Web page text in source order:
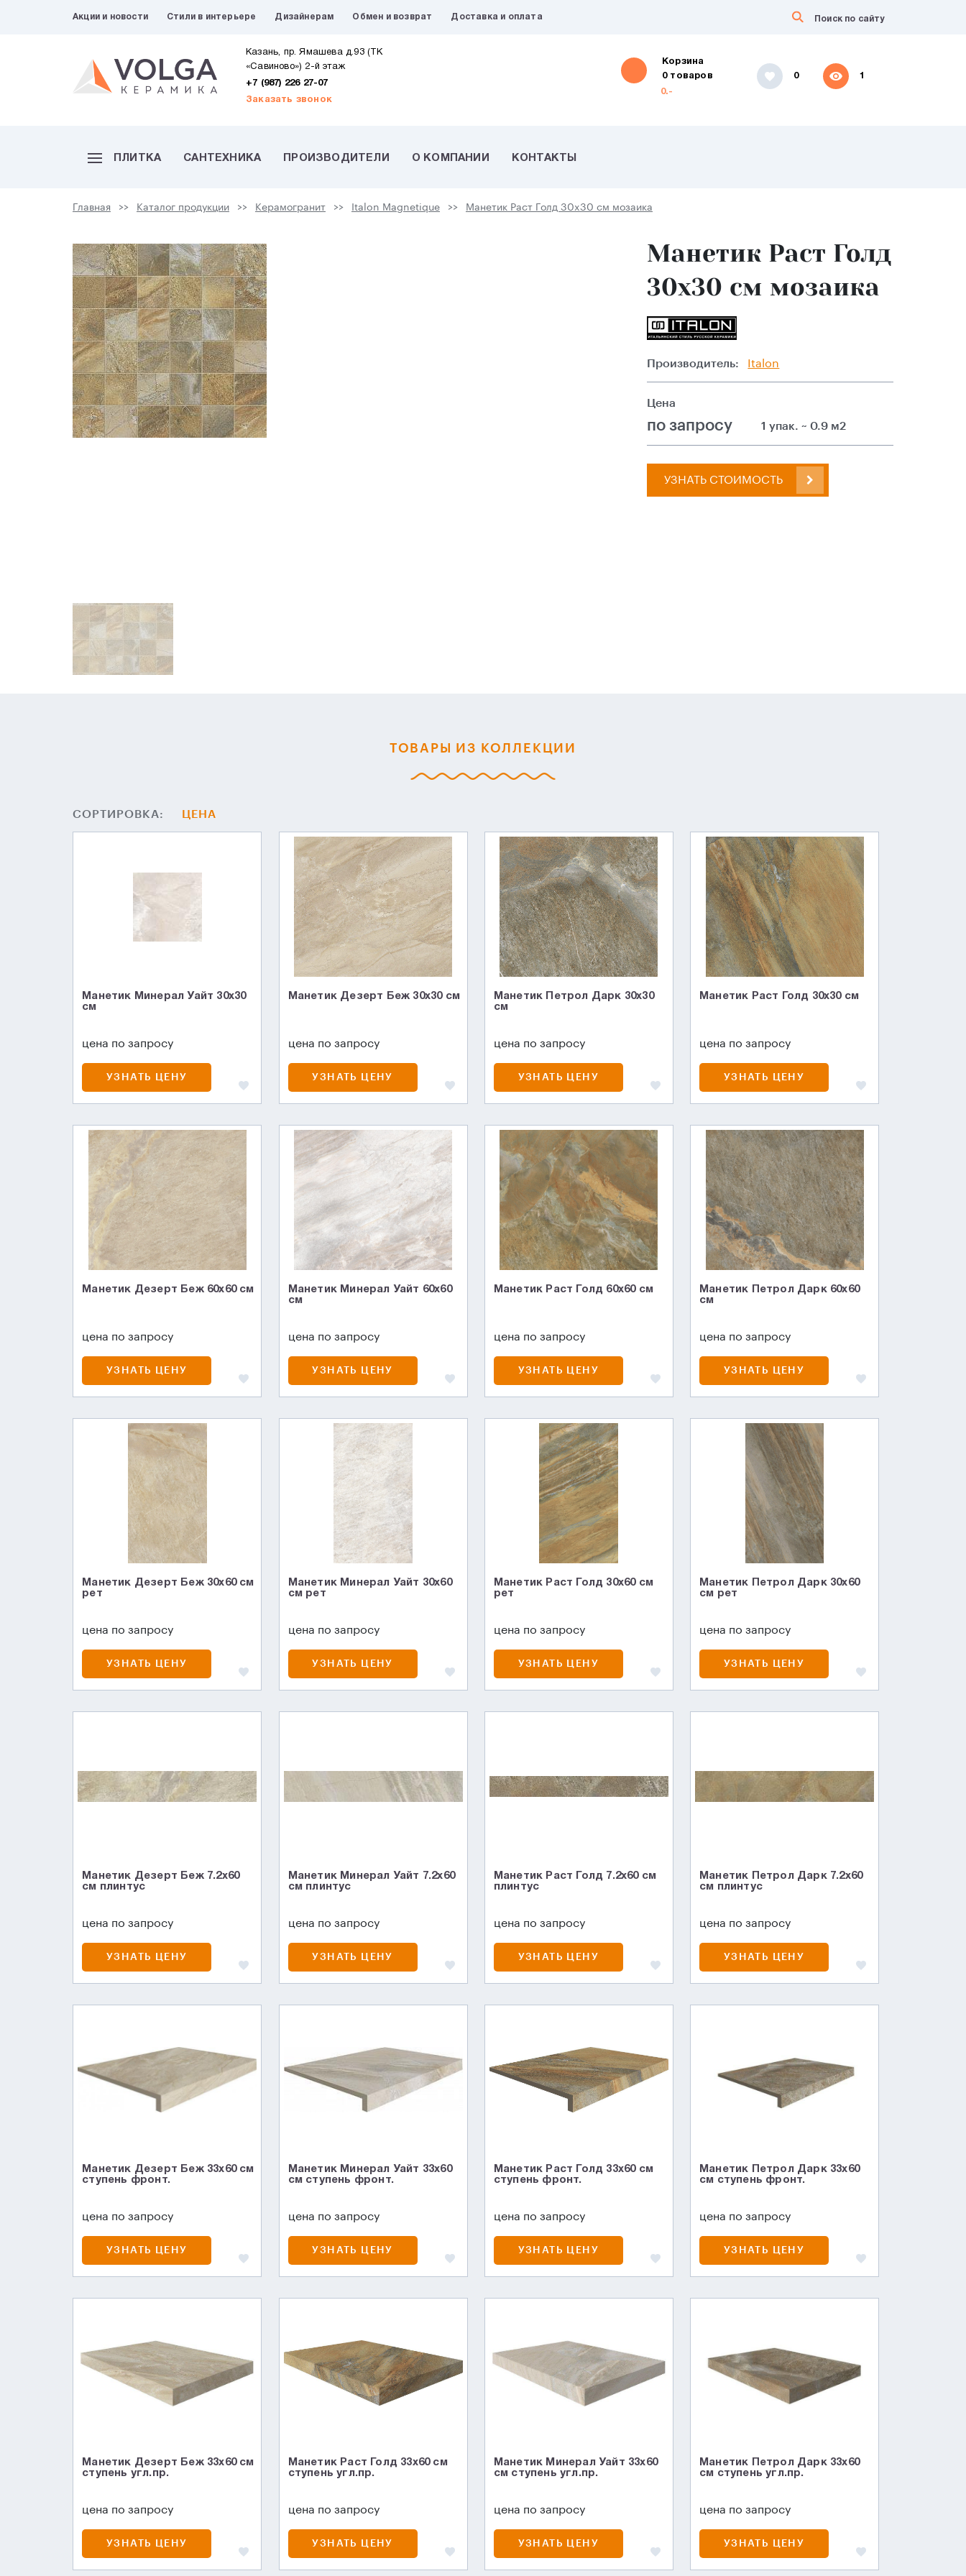
Акции и новости Стили в интерьере Дизайнерам Обмен и возврат Доставка и оплата
Казань, пр. Ямашева д.93 (ТК
«Савиново») 2-й этаж
+7 (987) 226 27-07
Заказать звонок
Корзина
0 товаров
0.-
0 1
ПЛИТКА САНТЕХНИКА ПРОИЗВОДИТЕЛИ О КОМПАНИИ КОНТАКТЫ
Главная Каталог продукции Керамогранит Italon Magnetique Манетик Раст Голд 30x30 см мозаика
Манетик Раст Голд
30x30 см мозаика
Производитель: Italon
Цена
по запросу 1 упак. ~ 0.9 м2
УЗНАТЬ СТОИМОСТЬ
ТОВАРЫ ИЗ КОЛЛЕКЦИИ
СОРТИРОВКА: ЦЕНА
Манетик Минерал Уайт 30x30
см
цена по запросу
УЗНАТЬ ЦЕНУ
Манетик Дезерт Беж 30x30 см
цена по запросу
УЗНАТЬ ЦЕНУ
Манетик Петрол Дарк 30x30
см
цена по запросу
УЗНАТЬ ЦЕНУ
Манетик Раст Голд 30x30 см
цена по запросу
УЗНАТЬ ЦЕНУ
Манетик Дезерт Беж 60x60 см
цена по запросу
УЗНАТЬ ЦЕНУ
Манетик Минерал Уайт 60x60
см
цена по запросу
УЗНАТЬ ЦЕНУ
Манетик Раст Голд 60x60 см
цена по запросу
УЗНАТЬ ЦЕНУ
Манетик Петрол Дарк 60x60
см
цена по запросу
УЗНАТЬ ЦЕНУ
Манетик Дезерт Беж 30x60 см
рет
цена по запросу
УЗНАТЬ ЦЕНУ
Манетик Минерал Уайт 30x60
см рет
цена по запросу
УЗНАТЬ ЦЕНУ
Манетик Раст Голд 30x60 см
рет
цена по запросу
УЗНАТЬ ЦЕНУ
Манетик Петрол Дарк 30x60
см рет
цена по запросу
УЗНАТЬ ЦЕНУ
Манетик Дезерт Беж 7.2x60
см плинтус
цена по запросу
УЗНАТЬ ЦЕНУ
Манетик Минерал Уайт 7.2x60
см плинтус
цена по запросу
УЗНАТЬ ЦЕНУ
Манетик Раст Голд 7.2x60 см
плинтус
цена по запросу
УЗНАТЬ ЦЕНУ
Манетик Петрол Дарк 7.2x60
см плинтус
цена по запросу
УЗНАТЬ ЦЕНУ
Манетик Дезерт Беж 33x60 см
ступень фронт.
цена по запросу
УЗНАТЬ ЦЕНУ
Манетик Минерал Уайт 33x60
см ступень фронт.
цена по запросу
УЗНАТЬ ЦЕНУ
Манетик Раст Голд 33x60 см
ступень фронт.
цена по запросу
УЗНАТЬ ЦЕНУ
Манетик Петрол Дарк 33x60
см ступень фронт.
цена по запросу
УЗНАТЬ ЦЕНУ
Манетик Дезерт Беж 33x60 см
ступень угл.пр.
цена по запросу
УЗНАТЬ ЦЕНУ
Манетик Раст Голд 33x60 см
ступень угл.пр.
цена по запросу
УЗНАТЬ ЦЕНУ
Манетик Минерал Уайт 33x60
см ступень угл.пр.
цена по запросу
УЗНАТЬ ЦЕНУ
Манетик Петрол Дарк 33x60
см ступень угл.пр.
цена по запросу
УЗНАТЬ ЦЕНУ